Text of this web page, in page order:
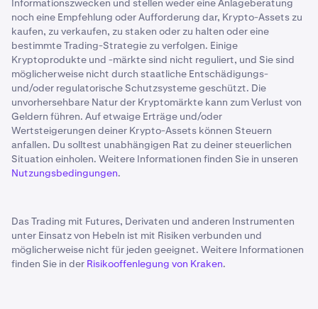
Informationszwecken und stellen weder eine Anlageberatung
noch eine Empfehlung oder Aufforderung dar, Krypto-Assets zu
kaufen, zu verkaufen, zu staken oder zu halten oder eine
bestimmte Trading-Strategie zu verfolgen. Einige
Kryptoprodukte und -märkte sind nicht reguliert, und Sie sind
möglicherweise nicht durch staatliche Entschädigungs-
und/oder regulatorische Schutzsysteme geschützt. Die
unvorhersehbare Natur der Kryptomärkte kann zum Verlust von
Geldern führen. Auf etwaige Erträge und/oder
Wertsteigerungen deiner Krypto-Assets können Steuern
anfallen. Du solltest unabhängigen Rat zu deiner steuerlichen
Situation einholen. Weitere Informationen finden Sie in unseren
Nutzungsbedingungen.
Das Trading mit Futures, Derivaten und anderen Instrumenten
unter Einsatz von Hebeln ist mit Risiken verbunden und
möglicherweise nicht für jeden geeignet. Weitere Informationen
finden Sie in der Risikooffenlegung von Kraken.